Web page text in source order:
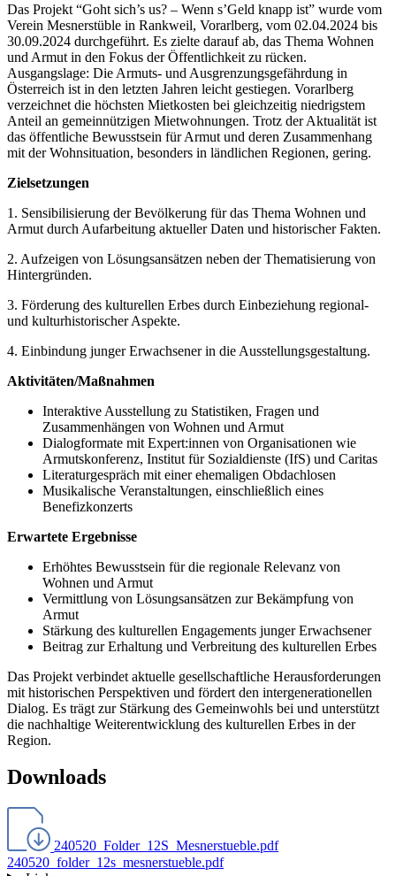
Das Projekt “Goht sich’s us? – Wenn s’Geld knapp ist” wurde vom
Verein Mesnerstüble in Rankweil, Vorarlberg, vom 02.04.2024 bis
30.09.2024 durchgeführt. Es zielte darauf ab, das Thema Wohnen
und Armut in den Fokus der Öffentlichkeit zu rücken.
Ausgangslage: Die Armuts- und Ausgrenzungsgefährdung in
Österreich ist in den letzten Jahren leicht gestiegen. Vorarlberg
verzeichnet die höchsten Mietkosten bei gleichzeitig niedrigstem
Anteil an gemeinnützigen Mietwohnungen. Trotz der Aktualität ist
das öffentliche Bewusstsein für Armut und deren Zusammenhang
mit der Wohnsituation, besonders in ländlichen Regionen, gering.
Zielsetzungen
1. Sensibilisierung der Bevölkerung für das Thema Wohnen und
Armut durch Aufarbeitung aktueller Daten und historischer Fakten.
2. Aufzeigen von Lösungsansätzen neben der Thematisierung von
Hintergründen.
3. Förderung des kulturellen Erbes durch Einbeziehung regional-
und kulturhistorischer Aspekte.
4. Einbindung junger Erwachsener in die Ausstellungsgestaltung.
Aktivitäten/Maßnahmen
Interaktive Ausstellung zu Statistiken, Fragen und
Zusammenhängen von Wohnen und Armut
Dialogformate mit Expert:innen von Organisationen wie
Armutskonferenz, Institut für Sozialdienste (IfS) und Caritas
Literaturgespräch mit einer ehemaligen Obdachlosen
Musikalische Veranstaltungen, einschließlich eines
Benefizkonzerts
Erwartete Ergebnisse
Erhöhtes Bewusstsein für die regionale Relevanz von
Wohnen und Armut
Vermittlung von Lösungsansätzen zur Bekämpfung von
Armut
Stärkung des kulturellen Engagements junger Erwachsener
Beitrag zur Erhaltung und Verbreitung des kulturellen Erbes
Das Projekt verbindet aktuelle gesellschaftliche Herausforderungen
mit historischen Perspektiven und fördert den intergenerationellen
Dialog. Es trägt zur Stärkung des Gemeinwohls bei und unterstützt
die nachhaltige Weiterentwicklung des kulturellen Erbes in der
Region.
Downloads
240520_Folder_12S_Mesnerstueble.pdf
240520_folder_12s_mesnerstueble.pdf